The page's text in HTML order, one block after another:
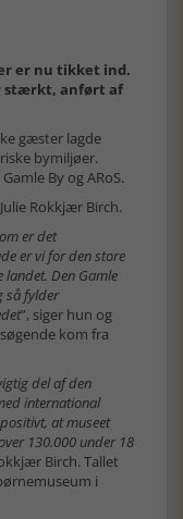
er nu tikket ind.
stærkt, anført af
gæster lagde
bymiljøer.
By og ARoS.
Rokkjær Birch.
er det
er vi for den store
Den Gamle
så fylder
”, siger hun og
kom fra
del af den
international
at museet
130.000 under 18
Birch. Tallet
i